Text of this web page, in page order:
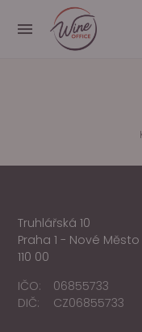
Truhlářská 10
Praha 1 - Nové Město
110 00
IČO:
06855733
DIČ:
CZ06855733